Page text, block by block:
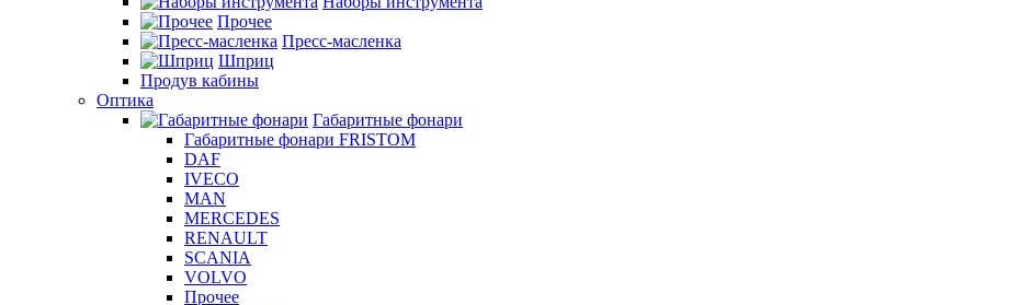
Прочее
Пресс-масленка
Шприц
Продув кабины
Оптика
Габаритные фонари
Габаритные фонари FRISTOM
DAF
IVECO
MAN
MERCEDES
RENAULT
SCANIA
VOLVO
Прочее